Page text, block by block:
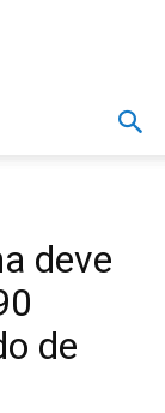
deve
de